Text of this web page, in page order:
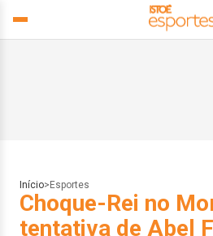
Início> Esportes
Choque-Rei no
tentativa de Abel